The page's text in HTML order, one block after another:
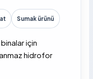
Sumak ürünü
için
hidrofor